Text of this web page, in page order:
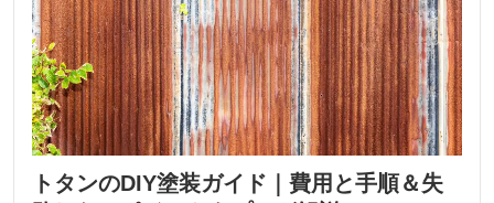
トタンのDIY塗装ガイド｜費用と手順＆失